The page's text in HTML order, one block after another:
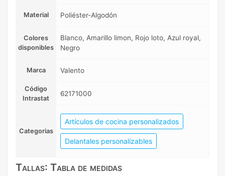
Material Poliéster-Algodón
Colores
disponibles
Blanco, Amarillo limon, Rojo loto, Azul royal,
Negro
Marca Valento
Código
Intrastat
62171000
Categorias
Artículos de cocina personalizados
Delantales personalizables
Tallas: Tabla de medidas